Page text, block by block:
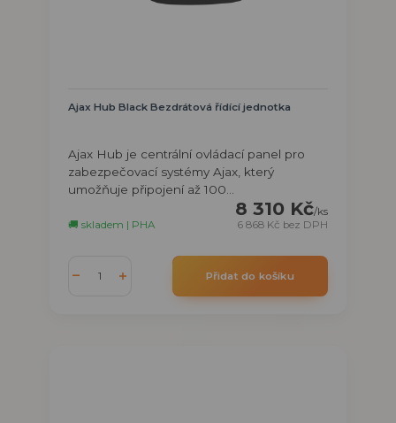
Ajax Hub Black Bezdrátová řídící jednotka
Ajax Hub je centrální ovládací panel pro
zabezpečovací systémy Ajax, který
umožňuje připojení až 100...
8 310 Kč/ks
6 868 Kč bez DPH
🚚 skladem | PHA
Přidat do košíku